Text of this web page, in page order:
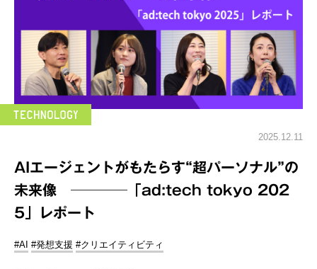
2025.12.11
AIエージェントがもたらす“超パーソナル”の
未来像 ────「ad:tech tokyo 202
5」レポート
#AI #発想支援 #クリエイティビティ